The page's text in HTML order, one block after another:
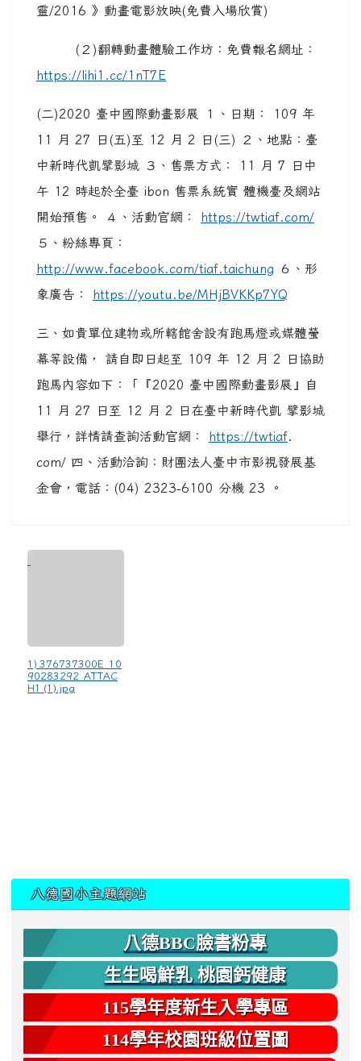
靈/2016 》動畫電影放映(免費入場欣賞)
(２)翻轉動畫體驗工作坊：免費報名網址：
https://lihi1.cc/1nT7E
(二)2020 臺中國際動畫影展 １、日期： 109 年
11 月 27 日(五)至 12 月 2 日(三) ２、地點：臺
中新時代凱擘影城 ３、售票方式： 11 月 7 日中
午 12 時起於全臺 ibon 售票系統實 體機臺及網站
開始預售。 ４、活動官網：
https://twtiaf.com/
５、粉絲專頁：
http://www.facebook.com/tiaf.taichung ６、形
象廣告：
https://youtu.be/MHjBVKKp7YQ
三、如貴單位建物或所轄館舍設有跑馬燈或媒體螢
幕等設備， 請自即日起至 109 年 12 月 2 日協助
跑馬內容如下：「『2020 臺中國際動畫影展』自
11 月 27 日至 12 月 2 日在臺中新時代凱 擘影城
舉行，詳情請查詢活動官網：
https://twtiaf
com/ 四、活動洽詢：財團法人臺中市影視發展基
金會，電話：(04) 2323-6100 分機 23 。
1) 376737300E_10
90283292_ATTAC
H1 (1).jpg
八德國小主題網站
八德BBC臉書粉專
生生喝鮮乳 桃園鈣健康
115學年度新生入學專區
114學年校園班級位置圖